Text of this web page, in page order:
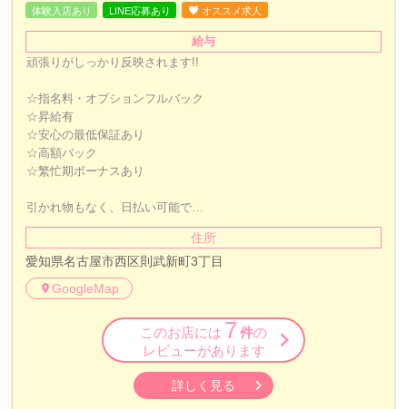
体験入店あり LINE応募あり オススメ求人
給与
頑張りがしっかり反映されます!!
☆指名料・オプションフルバック
☆昇給有
☆安心の最低保証あり
☆高額バック
☆繁忙期ボーナスあり
引かれ物もなく、日払い可能で…
住所
愛知県名古屋市西区則武新町3丁目
GoogleMap
このお店には 7 件の
レビューがあります
詳しく見る